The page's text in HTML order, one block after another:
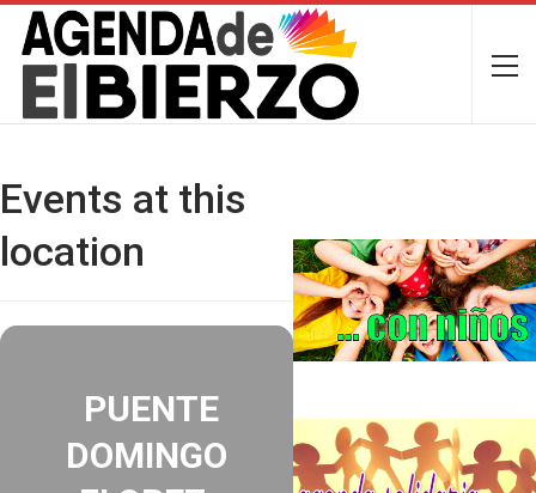
Events at this
location
PUENTE
DOMINGO